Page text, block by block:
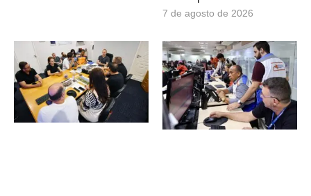
7 de agosto de 2026